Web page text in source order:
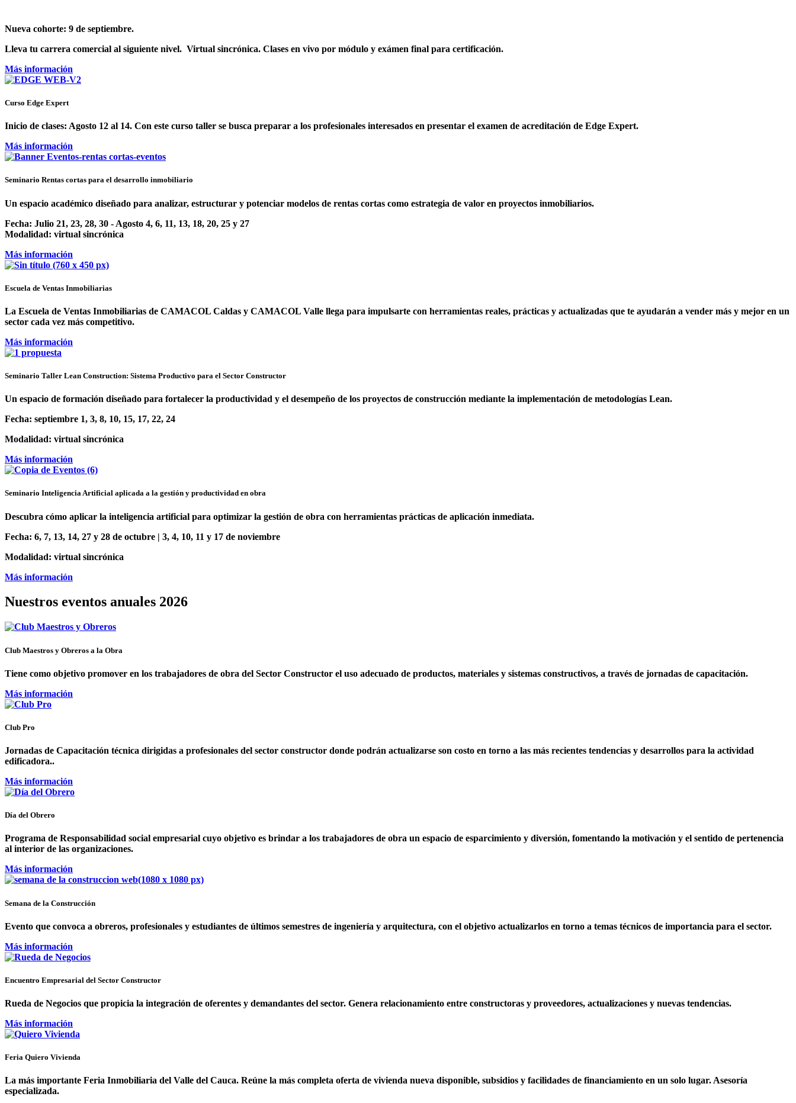
Nueva cohorte: 9 de septiembre.
Lleva tu carrera comercial al siguiente nivel. Virtual sincrónica. Clases en vivo por módulo y exámen final para certificación.
Más información
Curso Edge Expert
Inicio de clases: Agosto 12 al 14. Con este curso taller se busca preparar a los profesionales interesados en presentar el examen de acreditación de Edge Expert.
Más información
Seminario Rentas cortas para el desarrollo inmobiliario
Un espacio académico diseñado para analizar, estructurar y potenciar modelos de rentas cortas como estrategia de valor en proyectos inmobiliarios.
Fecha: Julio 21, 23, 28, 30 - Agosto 4, 6, 11, 13, 18, 20, 25 y 27
Modalidad: virtual sincrónica
Más información
Escuela de Ventas Inmobiliarias
La Escuela de Ventas Inmobiliarias de CAMACOL Caldas y CAMACOL Valle llega para impulsarte con herramientas reales, prácticas y actualizadas que te ayudarán a vender más y mejor en un
sector cada vez más competitivo.
Más información
Seminario Taller Lean Construction: Sistema Productivo para el Sector Constructor
Un espacio de formación diseñado para fortalecer la productividad y el desempeño de los proyectos de construcción mediante la implementación de metodologías Lean.
Fecha: septiembre 1, 3, 8, 10, 15, 17, 22, 24
Modalidad: virtual sincrónica
Más información
Seminario Inteligencia Artificial aplicada a la gestión y productividad en obra
Descubra cómo aplicar la inteligencia artificial para optimizar la gestión de obra con herramientas prácticas de aplicación inmediata.
Fecha: 6, 7, 13, 14, 27 y 28 de octubre | 3, 4, 10, 11 y 17 de noviembre
Modalidad: virtual sincrónica
Más información
Nuestros eventos anuales 2026
Club Maestros y Obreros a la Obra
Tiene como objetivo promover en los trabajadores de obra del Sector Constructor el uso adecuado de productos, materiales y sistemas constructivos, a través de jornadas de capacitación.
Más información
Club Pro
Jornadas de Capacitación técnica dirigidas a profesionales del sector constructor donde podrán actualizarse son costo en torno a las más recientes tendencias y desarrollos para la actividad
edificadora..
Más información
Día del Obrero
Programa de Responsabilidad social empresarial cuyo objetivo es brindar a los trabajadores de obra un espacio de esparcimiento y diversión, fomentando la motivación y el sentido de pertenencia
al interior de las organizaciones.
Más información
Semana de la Construcción
Evento que convoca a obreros, profesionales y estudiantes de últimos semestres de ingeniería y arquitectura, con el objetivo actualizarlos en torno a temas técnicos de importancia para el sector.
Más información
Encuentro Empresarial del Sector Constructor
Rueda de Negocios que propicia la integración de oferentes y demandantes del sector. Genera relacionamiento entre constructoras y proveedores, actualizaciones y nuevas tendencias.
Más información
Feria Quiero Vivienda
La más importante Feria Inmobiliaria del Valle del Cauca. Reúne la más completa oferta de vivienda nueva disponible, subsidios y facilidades de financiamiento en un solo lugar. Asesoría
especializada.